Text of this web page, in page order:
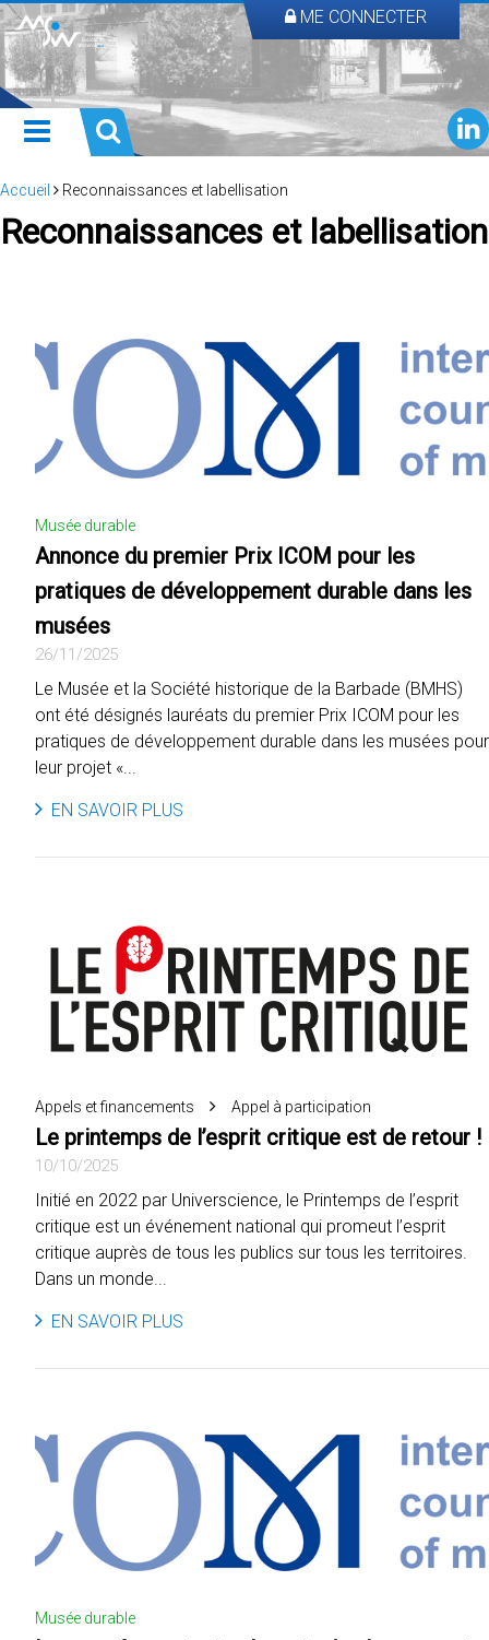
ME CONNECTER
Accueil Reconnaissances et labellisation
Reconnaissances et labellisation
Musée durable
Annonce du premier Prix ICOM pour les
pratiques de développement durable dans les
musées
26/11/2025
Le Musée et la Société historique de la Barbade (BMHS)
ont été désignés lauréats du premier Prix ICOM pour les
pratiques de développement durable dans les musées pour
leur projet «...
EN SAVOIR PLUS
Appels et financements Appel à participation
Le printemps de l’esprit critique est de retour !
10/10/2025
Initié en 2022 par Universcience, le Printemps de l’esprit
critique est un événement national qui promeut l’esprit
critique auprès de tous les publics sur tous les territoires.
Dans un monde...
EN SAVOIR PLUS
Musée durable